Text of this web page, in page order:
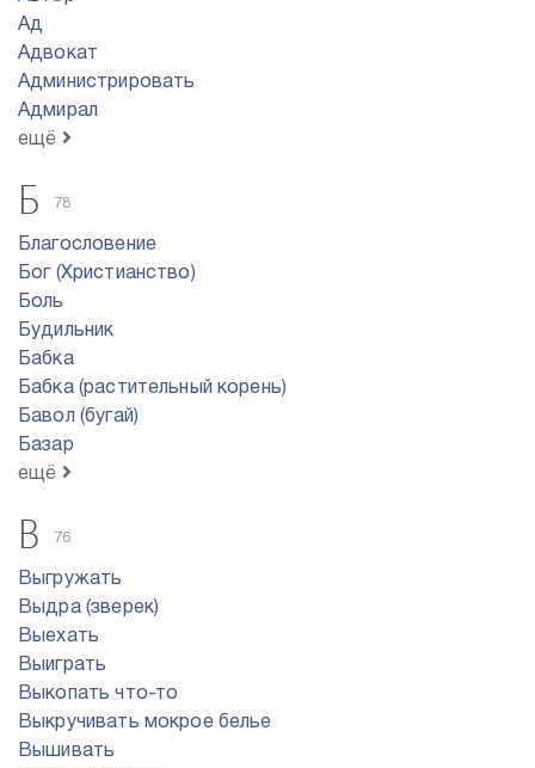
Ад
Адвокат
Администрировать
Адмирал
ещё
Б 78
Благословение
Бог (Христианство)
Боль
Будильник
Бабка
Бабка (растительный корень)
Бавол (бугай)
Базар
ещё
В 76
Выгружать
Выдра (зверек)
Выехать
Выиграть
Выкопать что-то
Выкручивать мокрое белье
Вышивать